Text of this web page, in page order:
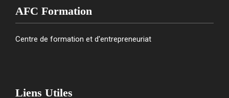
AFC Formation
Centre de formation et d'entrepreneuriat
Liens Utiles